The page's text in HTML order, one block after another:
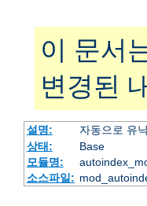
이 문서
변경된
설명: 자동으로 유
상태:
Base
모듈명:
소스파일: